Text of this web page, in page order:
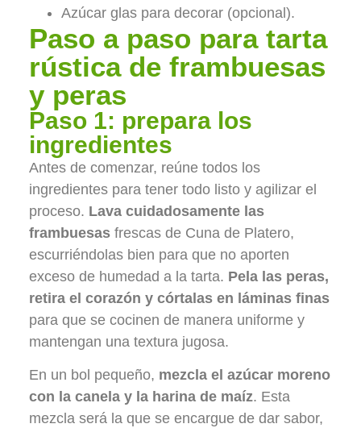
Azúcar glas para decorar (opcional).
Paso a paso para tarta
rústica de frambuesas
y peras
Paso 1: prepara los
ingredientes
Antes de comenzar, reúne todos los
ingredientes para tener todo listo y agilizar el
proceso. Lava cuidadosamente las
frambuesas frescas de Cuna de Platero,
escurriéndolas bien para que no aporten
exceso de humedad a la tarta. Pela las peras,
retira el corazón y córtalas en láminas finas
para que se cocinen de manera uniforme y
mantengan una textura jugosa.
En un bol pequeño, mezcla el azúcar moreno
con la canela y la harina de maíz. Esta
mezcla será la que se encargue de dar sabor,